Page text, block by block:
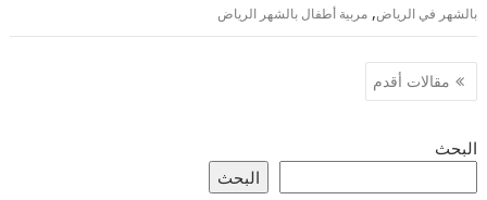
بالشهر في الرياض,مربية أطفال بالشهر الرياض
تصفّح
المقالات
مقالات أقدم
البحث
البحث